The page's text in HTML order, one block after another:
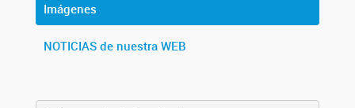
Imágenes
NOTICIAS de nuestra WEB